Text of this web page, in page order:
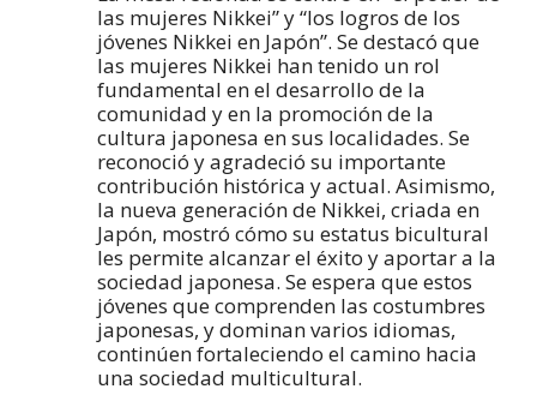
las mujeres Nikkei” y “los logros de los
jóvenes Nikkei en Japón”. Se destacó que
las mujeres Nikkei han tenido un rol
fundamental en el desarrollo de la
comunidad y en la promoción de la
cultura japonesa en sus localidades. Se
reconoció y agradeció su importante
contribución histórica y actual. Asimismo,
la nueva generación de Nikkei, criada en
Japón, mostró cómo su estatus bicultural
les permite alcanzar el éxito y aportar a la
sociedad japonesa. Se espera que estos
jóvenes que comprenden las costumbres
japonesas, y dominan varios idiomas,
continúen fortaleciendo el camino hacia
una sociedad multicultural.